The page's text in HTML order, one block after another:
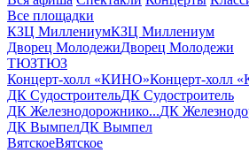
Все площадки
КЗЦ МиллениумКЗЦ Миллениум
Дворец МолодежиДворец Молодежи
ТЮЗТЮЗ
Концерт-холл «КИНО»Концерт-холл
ДК СудостроительДК Судостроитель
ДК Железнодорожнико...ДК
ДК ВымпелДК Вымпел
ВятскоеВятское